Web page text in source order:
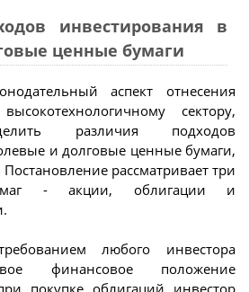
инвестирования в
ценные бумаги
аспект отнесения
сектору,
различия подходов
и долговые ценные бумаги,
рассматривает три
- акции, облигации и
любого инвестора
финансовое положение